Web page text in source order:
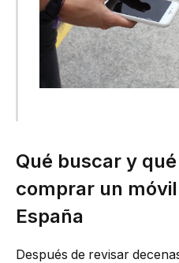
Qué buscar y
comprar un
España
Después de revisar